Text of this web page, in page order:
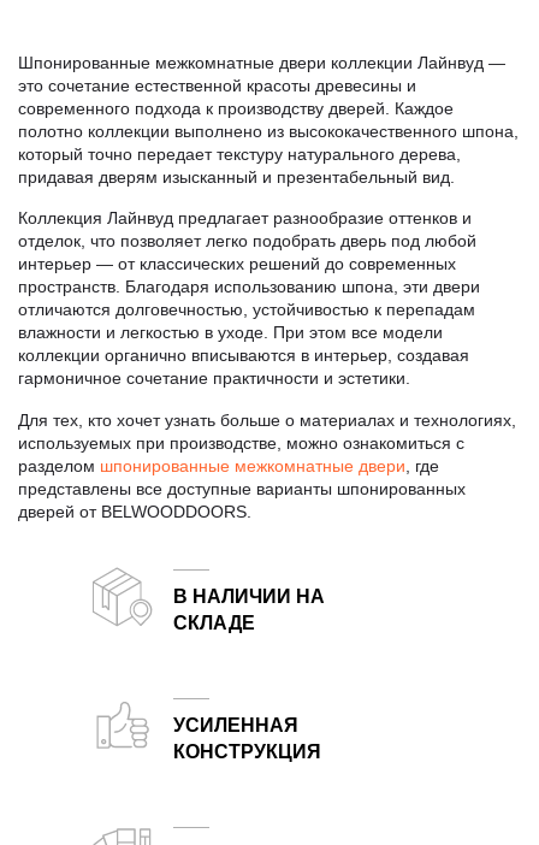
Шпонированные межкомнатные двери коллекции Лайнвуд —
это сочетание естественной красоты древесины и
современного подхода к производству дверей. Каждое
полотно коллекции выполнено из высококачественного шпона,
который точно передает текстуру натурального дерева,
придавая дверям изысканный и презентабельный вид.
Коллекция Лайнвуд предлагает разнообразие оттенков и
отделок, что позволяет легко подобрать дверь под любой
интерьер — от классических решений до современных
пространств. Благодаря использованию шпона, эти двери
отличаются долговечностью, устойчивостью к перепадам
влажности и легкостью в уходе. При этом все модели
коллекции органично вписываются в интерьер, создавая
гармоничное сочетание практичности и эстетики.
Для тех, кто хочет узнать больше о материалах и технологиях,
используемых при производстве, можно ознакомиться с
разделом шпонированные межкомнатные двери , где
представлены все доступные варианты шпонированных
дверей от BELWOODDOORS.
В НАЛИЧИИ НА
СКЛАДЕ
УСИЛЕННАЯ
КОНСТРУКЦИЯ